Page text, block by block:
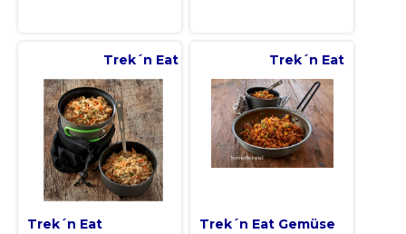
Trek´n Eat
Trek´n Eat
Trek´n Eat
Trek´n Eat Gemüse